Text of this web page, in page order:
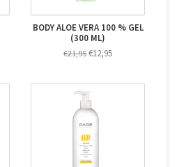
BODY ALOE VERA 100 % GEL
(300 ML)
€21,95 €12,95